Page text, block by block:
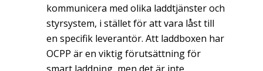
kommunicera med olika laddtjänster och
styrsystem, i stället för att vara låst till
en specifik leverantör. Att laddboxen har
OCPP är en viktig förutsättning för
smart laddning, men det är inte